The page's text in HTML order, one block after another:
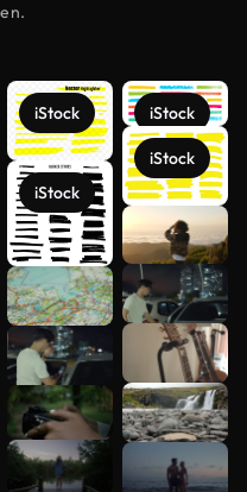
iStock
iStock
iStock
iStock
Meer
bekijken